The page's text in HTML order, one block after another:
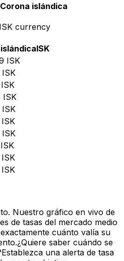
islándica
currency
ISK
ISK
ISK
ISK
ISK
ISK
ISK
ISK
ISK
ISK
ISK
Nuestro gráfico en vivo de
de tasas del mercado medio
cuánto valía su
saber cuándo se
una alerta de tasa